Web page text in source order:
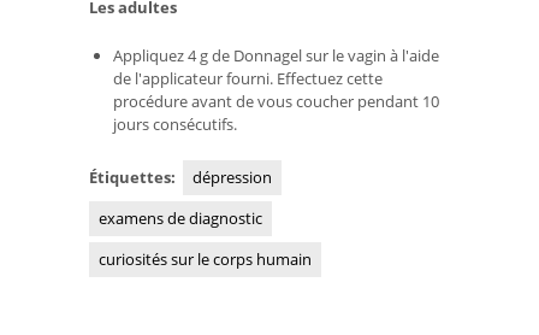
Les adultes
Appliquez 4 g de Donnagel sur le vagin à l'aide
de l'applicateur fourni. Effectuez cette
procédure avant de vous coucher pendant 10
jours consécutifs.
Étiquettes:
dépression
examens de diagnostic
curiosités sur le corps humain